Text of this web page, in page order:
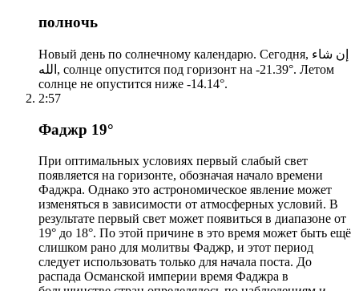
полночь
Новый день по солнечному календарю. Сегодня, إن شاء
الله, солнце опустится под горизонт на -21.39°. Летом
солнце не опустится ниже -14.14°.
2:57
Фаджр 19°
При оптимальных условиях первый слабый свет
появляется на горизонте, обозначая начало времени
Фаджра. Однако это астрономическое явление может
изменяться в зависимости от атмосферных условий. В
результате первый свет может появиться в диапазоне от
19° до 18°. По этой причине в это время может быть ещё
слишком рано для молитвы Фаджр, и этот период
следует использовать только для начала поста. До
распада Османской империи время Фаджра в